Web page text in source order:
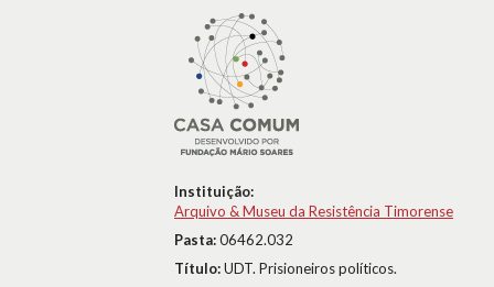
Instituição:
Arquivo & Museu da Resistência Timorense
Pasta:06462.032
Título:UDT. Prisioneiros políticos.